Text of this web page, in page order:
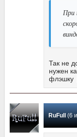
При
Так не
нужен
флэшку
RuFull(6